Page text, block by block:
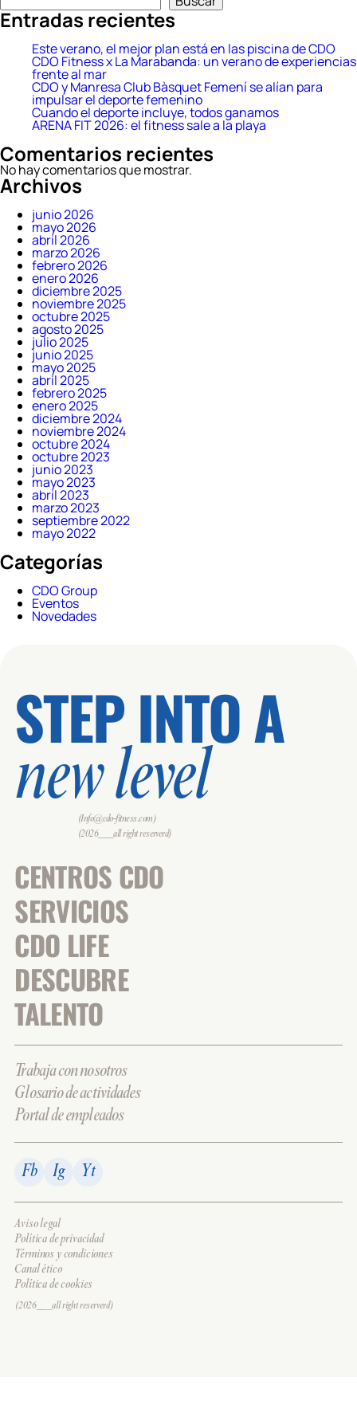
Entradas recientes
Este verano, el mejor plan está en las piscina de CDO
CDO Fitness x La Marabanda: un verano de experiencias
frente al mar
CDO y Manresa Club Bàsquet Femení se alían para
impulsar el deporte femenino
Cuando el deporte incluye, todos ganamos
ARENA FIT 2026: el fitness sale a la playa
Comentarios recientes
No hay comentarios que mostrar.
Archivos
junio 2026
mayo 2026
abril 2026
marzo 2026
febrero 2026
enero 2026
diciembre 2025
noviembre 2025
octubre 2025
agosto 2025
julio 2025
junio 2025
mayo 2025
abril 2025
febrero 2025
enero 2025
diciembre 2024
noviembre 2024
octubre 2024
octubre 2023
junio 2023
mayo 2023
abril 2023
marzo 2023
septiembre 2022
mayo 2022
Categorías
CDO Group
Eventos
Novedades
STEP INTO A
new level
(Info@cdo-fitness.com)
(2026___all right reserverd)
CENTROS CDO
SERVICIOS
CDO LIFE
DESCUBRE
TALENTO
Trabaja con nosotros
Glosario de actividades
Portal de empleados
Fb Ig Yt
Aviso legal
Política de privacidad
Términos y condiciones
Canal ético
Política de cookies
(2026___all right reserverd)